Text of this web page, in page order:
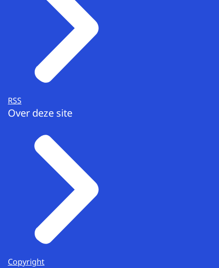
RSS
Over deze site
Copyright